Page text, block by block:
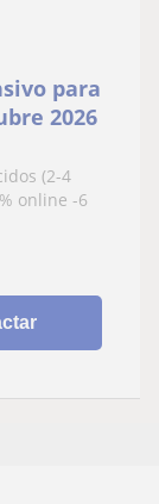
para
2026
(2-4
online -6